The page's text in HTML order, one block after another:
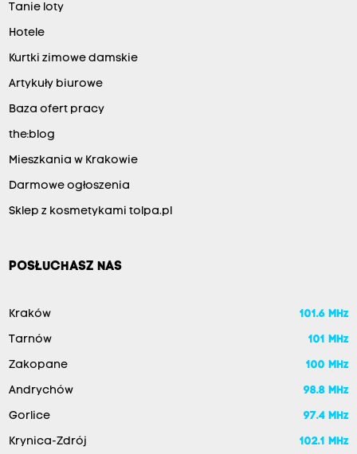
Tanie loty
Hotele
Kurtki zimowe damskie
Artykuły biurowe
Baza ofert pracy
the:blog
Mieszkania w Krakowie
Darmowe ogłoszenia
Sklep z kosmetykami tolpa.pl
POSŁUCHASZ NAS
Kraków 101.6 MHz
Tarnów 101 MHz
Zakopane 100 MHz
Andrychów 98.8 MHz
Gorlice 97.4 MHz
Krynica-Zdrój 102.1 MHz